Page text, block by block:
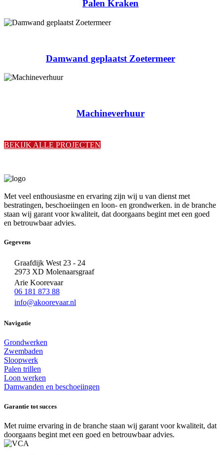
Palen Kraken
Damwand geplaatst Zoetermeer
Machineverhuur
BEKIJK ALLE PROJECTEN
Met veel enthousiasme en ervaring zijn wij u van dienst met
bestratingen, beschoeiingen en loon- en grondwerken. in de branche
staan wij garant voor kwaliteit, dat doorgaans begint met een goed
en betrouwbaar advies.
Gegevens
Graafdijk West 23 - 24
2973 XD Molenaarsgraaf
Arie Koorevaar
06 181 873 88
info@akoorevaar.nl
Navigatie
Grondwerken
Zwembaden
Sloopwerk
Palen trillen
Loon werken
Damwanden en beschoeiingen
Garantie tot succes
Met ruime ervaring in de branche staan wij garant voor kwaliteit, dat
doorgaans begint met een goed en betrouwbaar advies.